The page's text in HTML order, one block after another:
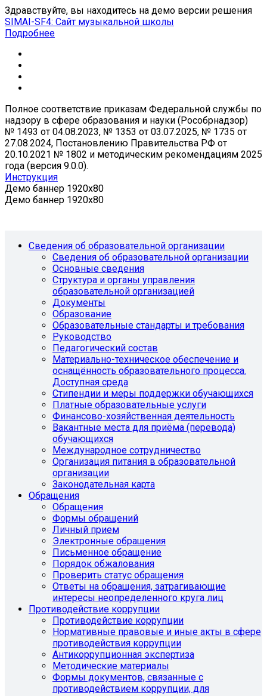
Здравствуйте, вы находитесь на демо версии решения
SIMAI-SF4: Сайт музыкальной школы
Подробнее
Полное соответствие приказам Федеральной службы по
надзору в сфере образования и науки (Рособрнадзор)
№ 1493 от 04.08.2023, № 1353 от 03.07.2025, № 1735 от
27.08.2024, Постановлению Правительства РФ от
20.10.2021 № 1802 и методическим рекомендациям 2025
года (версия 9.0.0).
Инструкция
Демо баннер 1920x80
Демо баннер 1920x80
Сведения об образовательной организации
Сведения об образовательной организации
Основные сведения
Структура и органы управления
образовательной организацией
Документы
Образование
Образовательные стандарты и требования
Руководство
Педагогический состав
Материально-техническое обеспечение и
оснащённость образовательного процесса.
Доступная среда
Стипендии и меры поддержки обучающихся
Платные образовательные услуги
Финансово-хозяйственная деятельность
Вакантные места для приёма (перевода)
обучающихся
Международное сотрудничество
Организация питания в образовательной
организации
Законодательная карта
Обращения
Обращения
Формы обращений
Личный прием
Электронные обращения
Письменное обращение
Порядок обжалования
Проверить статус обращения
Ответы на обращения, затрагивающие
интересы неопределенного круга лиц
Противодействие коррупции
Противодействие коррупции
Нормативные правовые и иные акты в сфере
противодействия коррупции
Антикоррупционная экспертиза
Методические материалы
Формы документов, связанные с
противодействием коррупции, для